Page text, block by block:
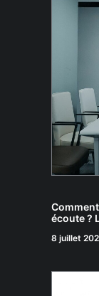
écoute ?
8 juillet